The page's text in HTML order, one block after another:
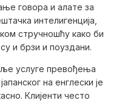
говора и алате за
интелигенција,
стручношћу како би
и брзи и поуздани.
услуге превођења
на енглески је
Клијенти често